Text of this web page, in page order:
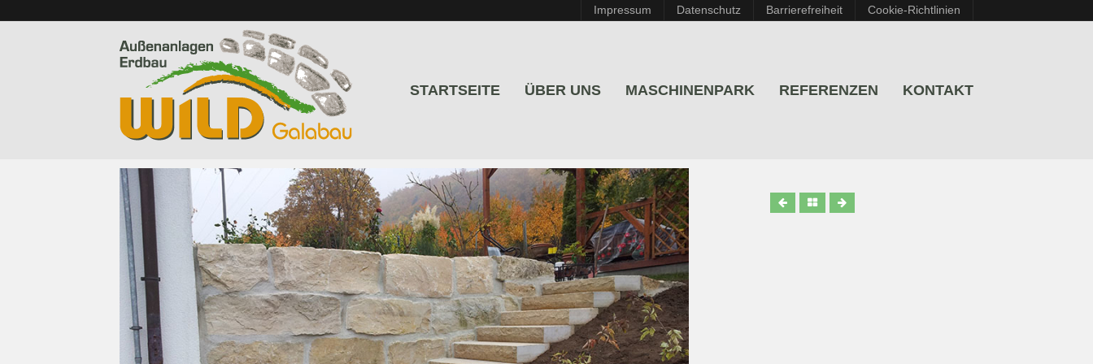
Impressum Datenschutz Barrierefreiheit Cookie-Richtlinien
STARTSEITE ÜBER UNS MASCHINENPARK REFERENZEN KONTAKT